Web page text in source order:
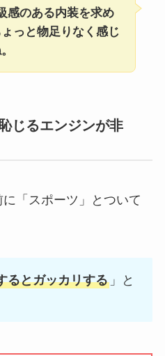
感のある内装を求め
っと物足りなく感じ
じるエンジンが非
「スポーツ」とついて
るとガッカリする 」と